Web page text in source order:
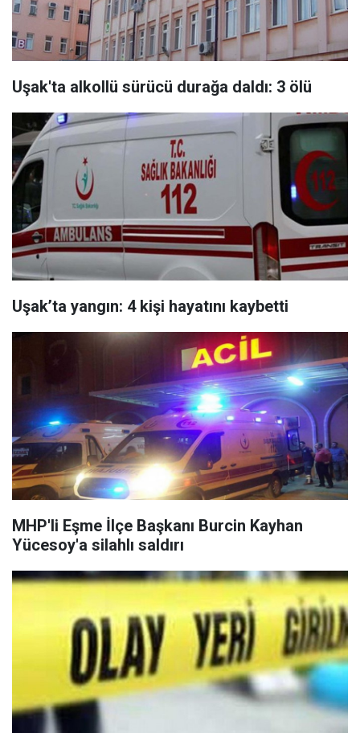
Uşak'ta alkollü sürücü durağa daldı: 3 ölü
Uşak’ta yangın: 4 kişi hayatını kaybetti
MHP'li Eşme İlçe Başkanı Burcin Kayhan
Yücesoy'a silahlı saldırı